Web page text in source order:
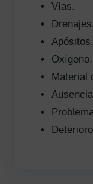
Vías.
Drenajes.
Apósitos.
Oxígeno.
Material